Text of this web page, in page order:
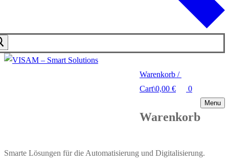
Warenkorb /
Cart\0,00 € 0
Warenkorb
Menu
Smarte Lösungen für die Automatisierung und Digitalisierung.